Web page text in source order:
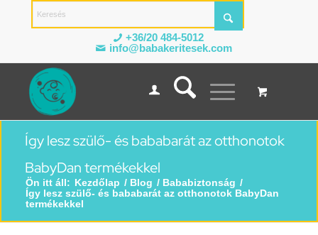
+36/20 484-5012
info@babakeritesek.com
Így lesz szülő- és bababarát az otthonotok
BabyDan termékekkel
Ön itt áll: Kezdőlap / Blog / Bababiztonság /
Így lesz szülő- és bababarát az otthonotok BabyDan
termékekkel